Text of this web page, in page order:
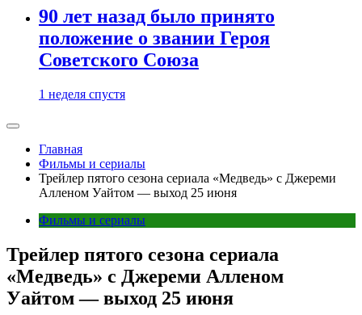
90 лет назад было принято
положение о звании Героя
Советского Союза
1 неделя спустя
Главная
Фильмы и сериалы
Трейлер пятого сезона сериала «Медведь» с Джереми
Алленом Уайтом — выход 25 июня
Фильмы и сериалы
Трейлер пятого сезона сериала
«Медведь» с Джереми Алленом
Уайтом — выход 25 июня